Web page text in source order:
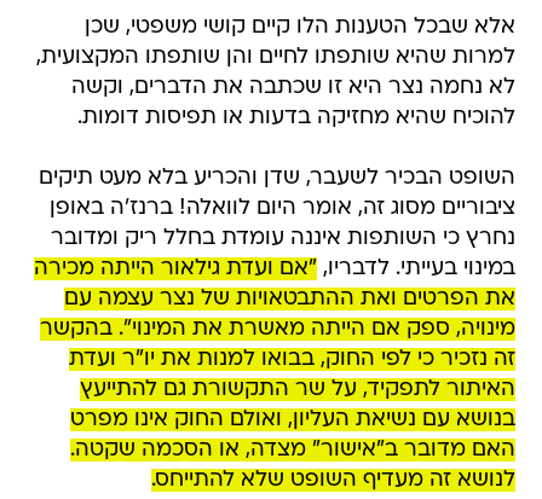
אלא שבכל הטענות הלו קיים קושי משפטי, שכן
למרות שהיא שותפתו לחיים והן שותפתו המקצועית,
לא נחמה נצר היא זו שכתבה את הדברים, וקשה
להוכיח שהיא מחזיקה בדעות או תפיסות דומות.
השופט הבכיר לשעבר, שדן והכריע בלא מעט תיקים
ציבוריים מסוג זה, אומר היום לוואלה! ברנז'ה באופן
נחרץ כי השותפות איננה עומדת בחלל ריק ומדובר
במינוי בעייתי. לדבריו, "אם ועדת גילאור הייתה מכירה
את הפרטים ואת ההתבטאויות של נצר עצמה עם
מינויה, ספק אם הייתה מאשרת את המינוי". בהקשר
זה נזכיר כי לפי החוק, בבואו למנות את יו"ר ועדת
האיתור לתפקיד, על שר התקשורת גם להתייעץ
בנושא עם נשיאת העליון, ואולם החוק אינו מפרט
האם מדובר ב"אישור" מצדה, או הסכמה שקטה.
לנושא זה מעדיף השופט שלא להתייחס.